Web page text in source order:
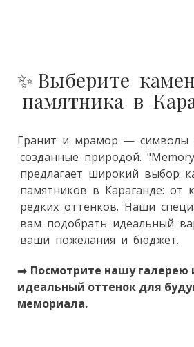
✨ Выберите
памятника в
Гранит и мрамор — символы
созданные природой.
предлагает широкий выбор
памятников в Караганде: от
редких оттенков. Наши
вам подобрать идеальный
ваши пожелания и бюджет.
➡️ Посмотрите нашу галерею
идеальный оттенок для
мемориала.